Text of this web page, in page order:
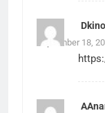
September 18,